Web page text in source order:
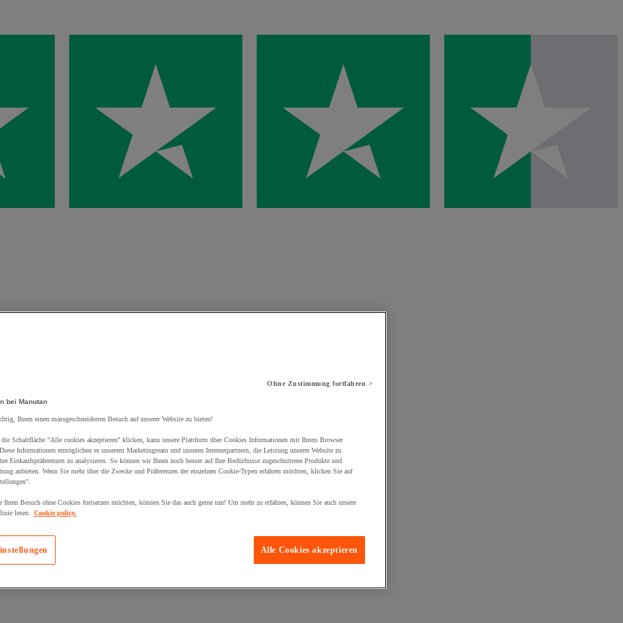
zum Warenkorb hinzugefügt:
Ohne Zustimmung fortfahren >
bei Manutan
Ihnen einen massgeschneiderten Besuch auf unserer Website zu bieten!
die Schaltfläche "Alle cookies akzeptieren" klicken, kann unsere Plattform über Cookies Informationen mit Ihrem Browser
Informationen ermöglichen es unserem Marketingteam und unseren Internetpartnern, die Leistung unserer Website zu
Einkaufspräferenzen zu analysieren. So können wir Ihnen noch besser auf Ihre Bedürfnisse zugeschnittene Produkte und
anbieten. Wenn Sie mehr über die Zwecke und Präferenzen der einzelnen Cookie-Typen erfahren möchten, klicken Sie auf
Ihren Besuch ohne Cookies fortsetzen möchten, können Sie das auch gerne tun! Um mehr zu erfahren, können Sie auch unsere
lesen.
Cookie policy.
Alle Cookies akzeptieren